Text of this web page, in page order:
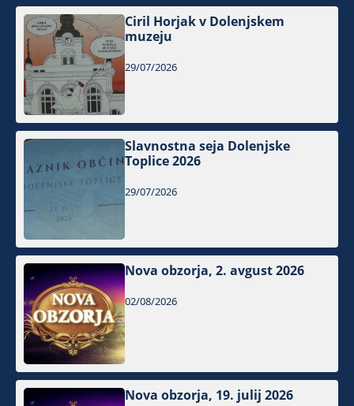
Ciril Horjak v Dolenjskem
muzeju
29/07/2026
Slavnostna seja Dolenjske
Toplice 2026
29/07/2026
Nova obzorja, 2. avgust 2026
02/08/2026
Nova obzorja, 19. julij 2026